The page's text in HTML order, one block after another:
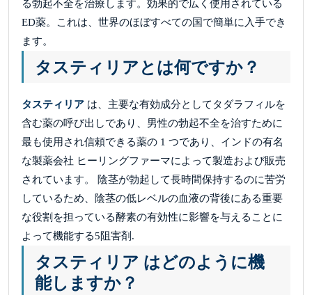
る勃起不全を治療します。効果的で広く使用されている
ED薬。これは、世界のほぼすべての国で簡単に入手でき
ます。
タスティリアとは何ですか？
タスティリア は、主要な有効成分としてタダラフィルを
含む薬の呼び出しであり、男性の勃起不全を治すために
最も使用され信頼できる薬の 1 つであり、インドの有名
な製薬会社 ヒーリングファーマによって製造および販売
されています。 陰茎が勃起して長時間保持するのに苦労
しているため、陰茎の低レベルの血液の背後にある重要
な役割を担っている酵素の有効性に影響を与えることに
よって機能する5阻害剤.
タスティリア はどのように機
能しますか？